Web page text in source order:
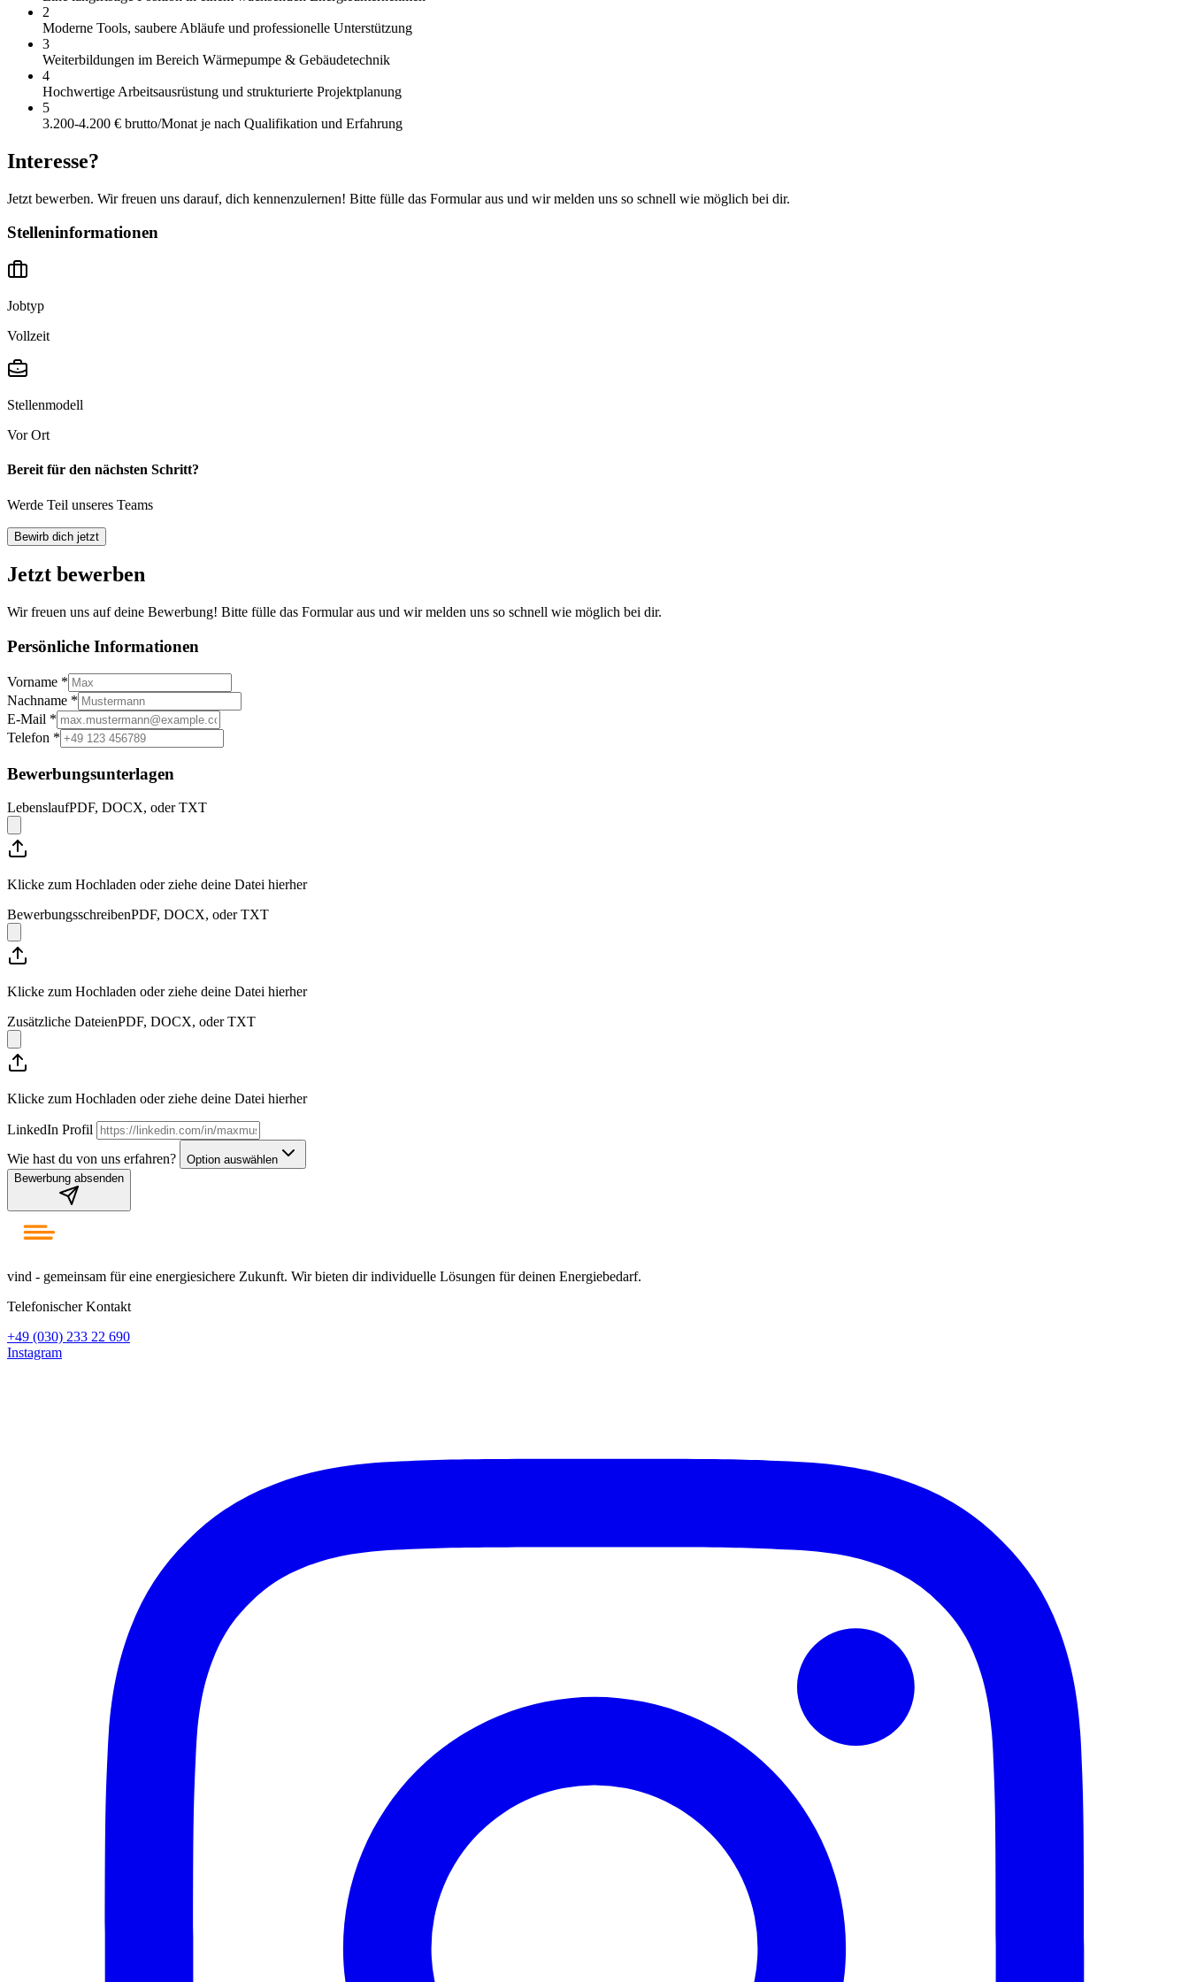
2
Moderne Tools, saubere Abläufe und professionelle Unterstützung
3
Weiterbildungen im Bereich Wärmepumpe & Gebäudetechnik
4
Hochwertige Arbeitsausrüstung und strukturierte Projektplanung
5
3.200-4.200 € brutto/Monat je nach Qualifikation und Erfahrung
Interesse?
Jetzt bewerben. Wir freuen uns darauf, dich kennenzulernen! Bitte fülle das Formular aus und wir melden uns so schnell wie möglich bei dir.
Stelleninformationen
Jobtyp
Vollzeit
Stellenmodell
Vor Ort
Bereit für den nächsten Schritt?
Werde Teil unseres Teams
Bewirb dich jetzt
Jetzt bewerben
Wir freuen uns auf deine Bewerbung! Bitte fülle das Formular aus und wir melden uns so schnell wie möglich bei dir.
Persönliche Informationen
Vorname *
Nachname *
E-Mail *
Telefon *
Bewerbungsunterlagen
LebenslaufPDF, DOCX, oder TXT
Klicke zum Hochladen oder ziehe deine Datei hierher
BewerbungsschreibenPDF, DOCX, oder TXT
Klicke zum Hochladen oder ziehe deine Datei hierher
Zusätzliche DateienPDF, DOCX, oder TXT
Klicke zum Hochladen oder ziehe deine Datei hierher
LinkedIn Profil
Wie hast du von uns erfahren?
Option auswählen
Bewerbung absenden
vind - gemeinsam für eine energiesichere Zukunft. Wir bieten dir individuelle Lösungen für deinen Energiebedarf.
Telefonischer Kontakt
+49 (030) 233 22 690
Instagram